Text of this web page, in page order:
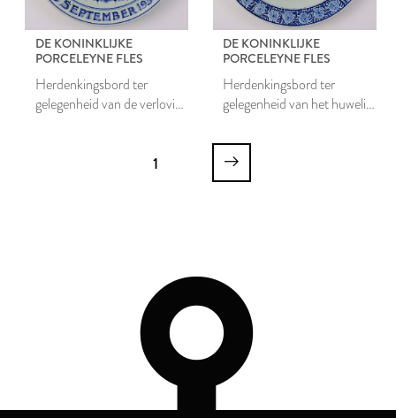
DE KONINKLIJKE
PORCELEYNE FLES
Herdenkingsbord ter
gelegenheid van de verloving
DE KONINKLIJKE
PORCELEYNE FLES
Herdenkingsbord ter
gelegenheid van het huwelijk
1